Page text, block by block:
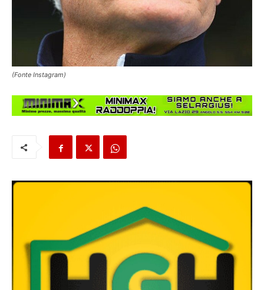
(Fonte Instagram)